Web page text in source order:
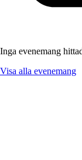
Inga evenemang
Visa alla evenemang